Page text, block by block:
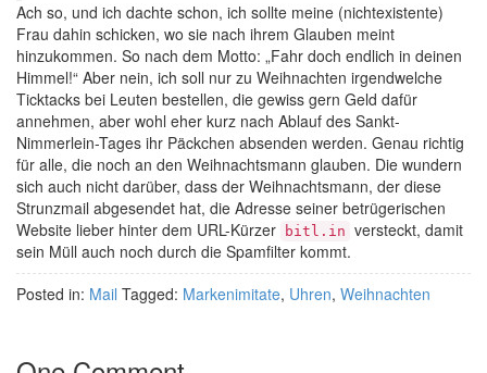
Ach so, und ich dachte schon, ich sollte meine (nichtexistente)
Frau dahin schicken, wo sie nach ihrem Glauben meint
hinzukommen. So nach dem Motto: „Fahr doch endlich in deinen
Himmel!“ Aber nein, ich soll nur zu Weihnachten irgendwelche
Ticktacks bei Leuten bestellen, die gewiss gern Geld dafür
annehmen, aber wohl eher kurz nach Ablauf des Sankt-
Nimmerlein-Tages ihr Päckchen absenden werden. Genau richtig
für alle, die noch an den Weihnachtsmann glauben. Die wundern
sich auch nicht darüber, dass der Weihnachtsmann, der diese
Strunzmail abgesendet hat, die Adresse seiner betrügerischen
Website lieber hinter dem URL-Kürzer
bitl.in versteckt, damit
sein Müll auch noch durch die Spamfilter kommt.
Posted in: Mail Tagged: Markenimitate, Uhren, Weihnachten